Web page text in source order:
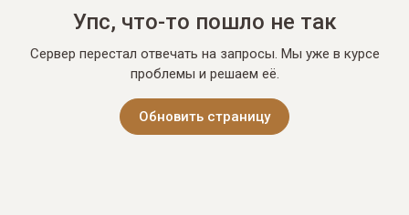
Упс, что-то пошло не так
Сервер перестал отвечать на запросы. Мы уже в курсе
проблемы и решаем её.
Обновить страницу